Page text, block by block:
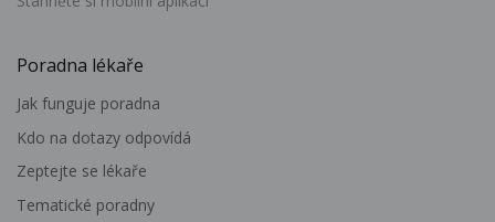
Poradna lékaře
Jak funguje poradna
Kdo na dotazy odpovídá
Zeptejte se lékaře
Tematické poradny